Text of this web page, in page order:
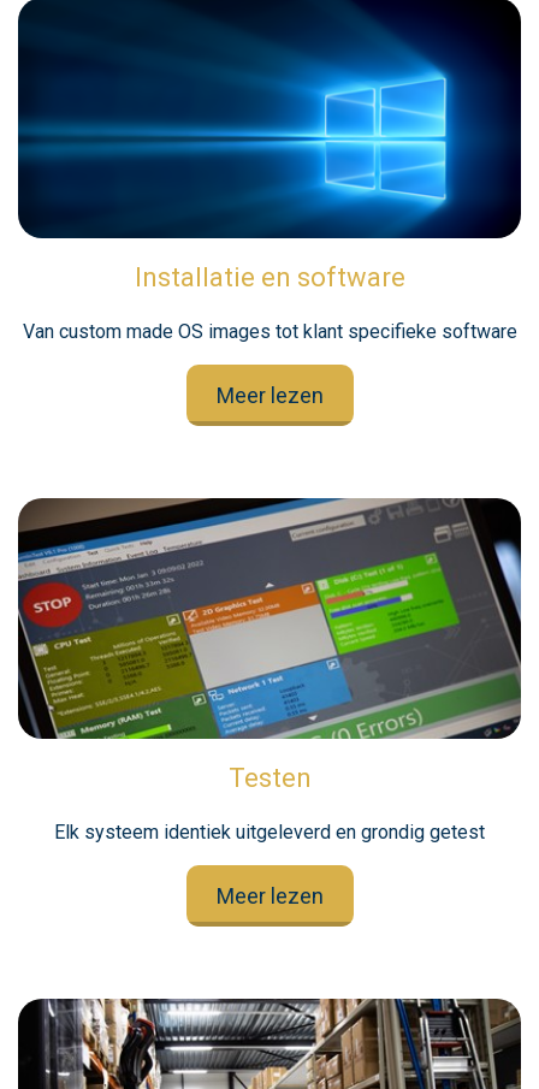
Installatie en software
Van custom made OS images tot klant specifieke software
Meer lezen
Testen
Elk systeem identiek uitgeleverd en grondig getest
Meer lezen